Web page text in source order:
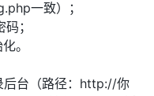
一致）；
；
。
后台（路径：http://你